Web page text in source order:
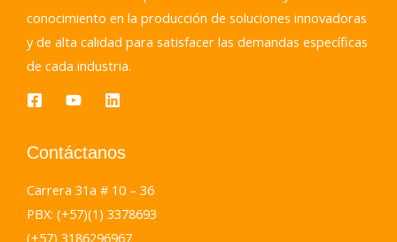
conocimiento en la producción de soluciones innovadoras
y de alta calidad para satisfacer las demandas específicas
de cada industria.
Contáctanos
Carrera 31a # 10 – 36
PBX: (+57)(1) 3378693
(+57) 3186296967